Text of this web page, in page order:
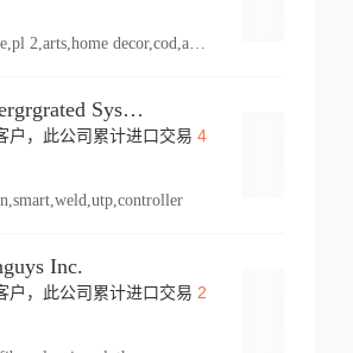
vehicle,pl 2,arts,home decor,cod,amusement ride,sea
Duetto Intergrgrated Systems Inc.
户，此公司累计进口交易 4
Inc.
户，此公司累计进口交易 2